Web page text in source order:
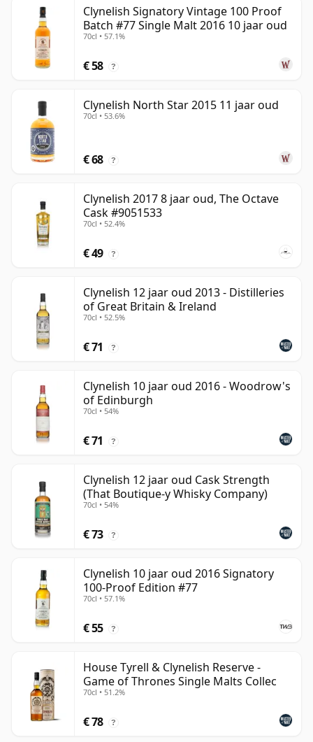
Clynelish Signatory Vintage 100 Proof
Batch #77 Single Malt 2016 10 jaar oud
70cl • 57.1%
€ 58 ?
Clynelish North Star 2015 11 jaar oud
70cl • 53.6%
€ 68 ?
Clynelish 2017 8 jaar oud, The Octave
Cask #9051533
70cl • 52.4%
€ 49 ?
Clynelish 12 jaar oud 2013 - Distilleries
of Great Britain & Ireland
70cl • 52.5%
€ 71 ?
Clynelish 10 jaar oud 2016 - Woodrow's
of Edinburgh
70cl • 54%
€ 71 ?
Clynelish 12 jaar oud Cask Strength
(That Boutique-y Whisky Company)
70cl • 54%
€ 73 ?
Clynelish 10 jaar oud 2016 Signatory
100-Proof Edition #77
70cl • 57.1%
€ 55 ?
House Tyrell & Clynelish Reserve -
Game of Thrones Single Malts Collec
70cl • 51.2%
€ 78 ?